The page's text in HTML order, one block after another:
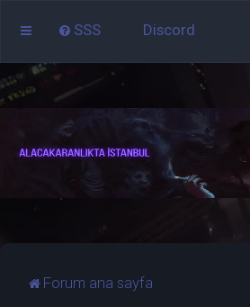
SSS Discord
Forum ana sayfa